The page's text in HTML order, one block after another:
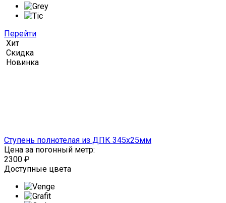
Перейти
Хит
Скидка
Новинка
Ступень полнотелая из ДПК 345х25мм
Цена за погонный метр:
2300 ₽
Доступные цвета